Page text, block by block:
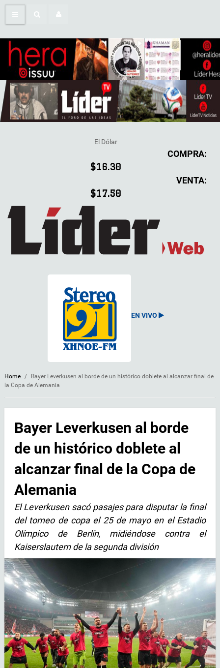
El Dólar
COMPRA:
$16.30
VENTA:
$17.50
EN VIVO
Home /
Bayer Leverkusen al borde de un histórico doblete al alcanzar final de
la Copa de Alemania
Bayer Leverkusen al borde
de un histórico doblete al
alcanzar final de la Copa de
Alemania
El Leverkusen sacó pasajes para disputar la final
del torneo de copa el 25 de mayo en el Estadio
Olímpico de Berlín, midiéndose contra el
Kaiserslautern de la segunda división